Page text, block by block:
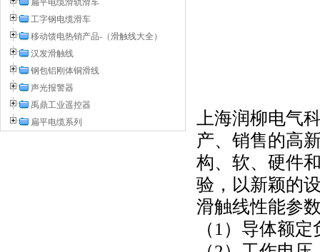
扁平电缆滑轨滑车
工字钢电缆滑车
移动馈电热销产品-（滑触线大全）
汉发滑触线
钢包铝刚体铜滑线
声光报警器
禹鼎工业遥控器
扁平电缆系列
上海润柳电气
产、销售的高
构、软、硬件
验，以新颖的
滑触线性能参
（ 1 ）导体额定